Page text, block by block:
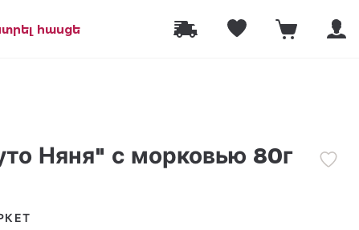
հասցե
Няня" с морковью 80г